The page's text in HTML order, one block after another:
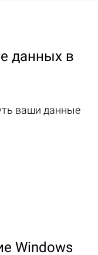
данных в
ваши данные
Windows